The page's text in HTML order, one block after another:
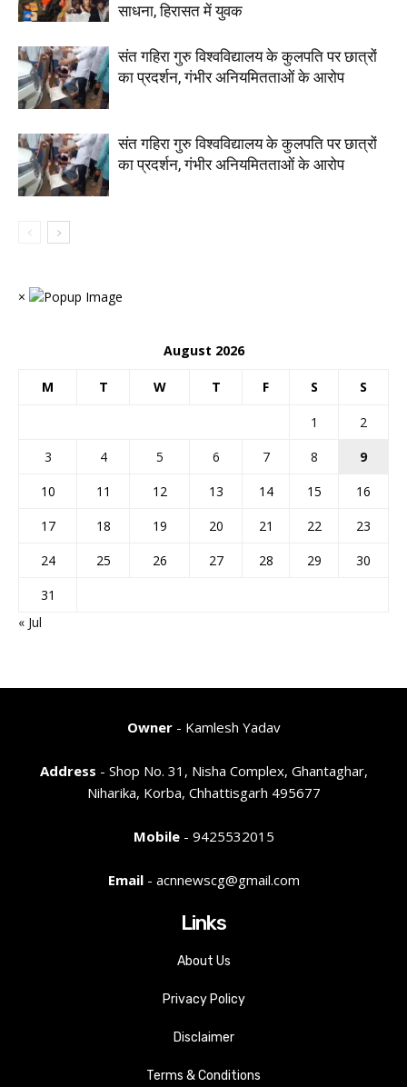
साधना, हिरासत में युवक
संत गहिरा गुरु विश्वविद्यालय के कुलपति पर छात्रों
का प्रदर्शन, गंभीर अनियमितताओं के आरोप
संत गहिरा गुरु विश्वविद्यालय के कुलपति पर छात्रों
का प्रदर्शन, गंभीर अनियमितताओं के आरोप
×
August 2026
M T W T F S S
1
2
3
4 5 6 7 8
9
10
11 12 13 14 15
16
17
18 19 20 21 22
23
24
25 26 27 28 29
30
31
« Jul
Owner- Kamlesh Yadav
Address - Shop No. 31, Nisha Complex, Ghantaghar,
Niharika, Korba, Chhattisgarh 495677
Mobile- 9425532015
Email- acnnewscg@gmail.com
Links
About Us
Privacy Policy
Disclaimer
Terms & Conditions